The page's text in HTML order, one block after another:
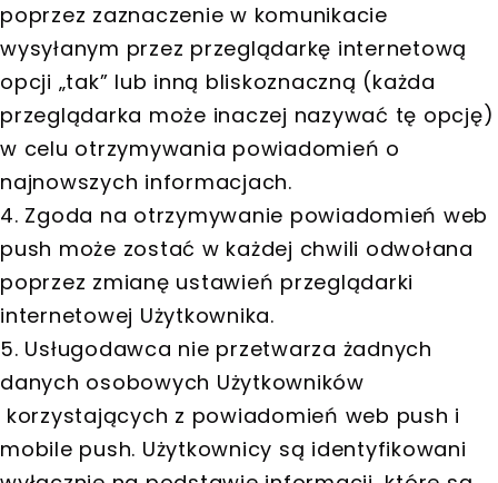
poprzez zaznaczenie w komunikacie
wysyłanym przez przeglądarkę internetową
opcji „tak” lub inną bliskoznaczną (każda
przeglądarka może inaczej nazywać tę opcję)
w celu otrzymywania powiadomień o
najnowszych informacjach.
4. Zgoda na otrzymywanie powiadomień web
push może zostać w każdej chwili odwołana
poprzez zmianę ustawień przeglądarki
internetowej Użytkownika.
5. Usługodawca nie przetwarza żadnych
danych osobowych Użytkowników
korzystających z powiadomień web push i
mobile push. Użytkownicy są identyfikowani